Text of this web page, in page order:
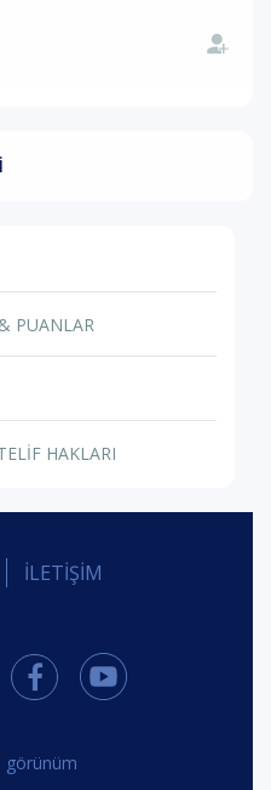
PUANLAR
HAKLARI
İLETİŞİM
görünüm